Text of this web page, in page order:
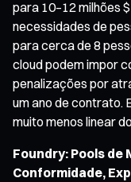
para 10–12 milhões
necessidades de
para cerca de 8
cloud podem impor
penalizações por
um ano de contrato.
muito menos linear
Foundry: Pools de
Conformidade,